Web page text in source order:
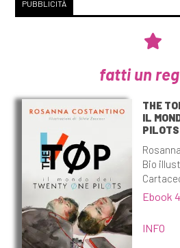
PUBBLICITÀ
fatti un
THE
IL
PILOTS
Bio
Ebook
INFO